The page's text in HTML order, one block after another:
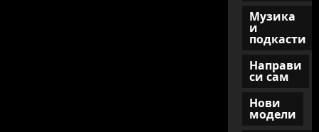
Музика
и
подкасти
Направи
си сам
Нови
модели